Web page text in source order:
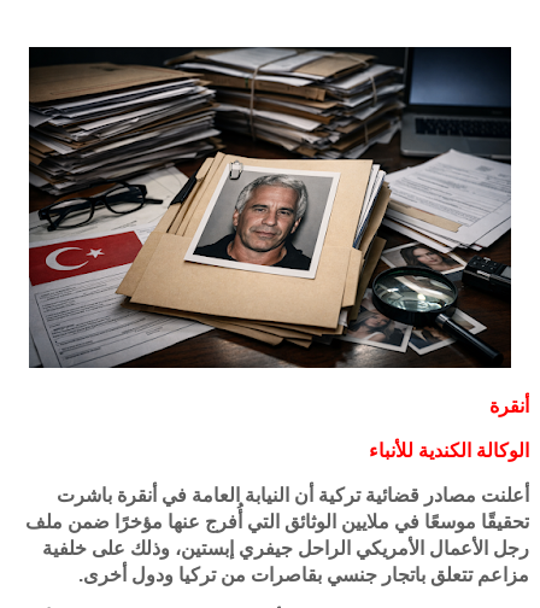
أنقرة
الوكالة الكندية للأنباء
أعلنت مصادر قضائية تركية أن النيابة العامة في أنقرة باشرت
تحقيقًا موسعًا في ملايين الوثائق التي أُفرج عنها مؤخرًا ضمن ملف
رجل الأعمال الأمريكي الراحل جيفري إبستين، وذلك على خلفية
مزاعم تتعلق باتجار جنسي بقاصرات من تركيا ودول أخرى.